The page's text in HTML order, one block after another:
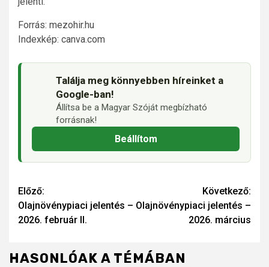
Forrás: mezohir.hu
Indexkép: canva.com
Találja meg könnyebben híreinket a
Google-ban!
Állítsa be a Magyar Szóját megbízható
forrásnak!
Beállítom
Continue
Reading
Előző:
Olajnövénypiaci jelentés –
2026. február II.
Következő:
Olajnövénypiaci jelentés –
2026. március
HASONLÓAK A TÉMÁBAN